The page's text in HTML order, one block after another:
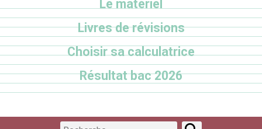
Le matériel
Livres de révisions
Choisir sa calculatrice
Résultat bac 2026